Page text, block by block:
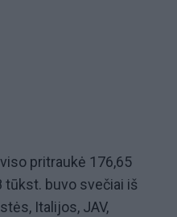
pritraukė 176,65
tūkst. buvo svečiai iš
Italijos, JAV,